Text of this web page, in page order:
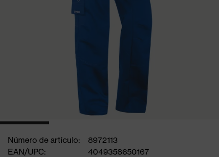
Número de artículo:
8972113
EAN/UPC:
4049358650167